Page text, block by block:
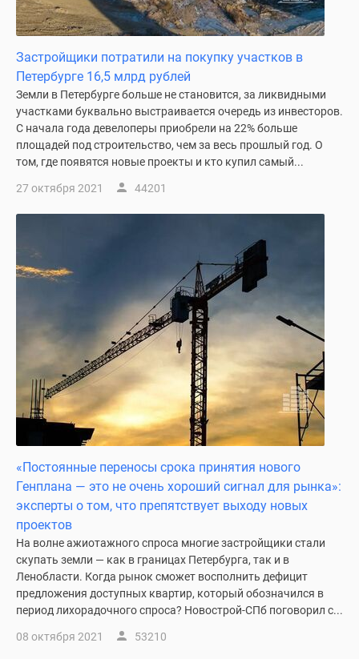
Застройщики потратили на покупку участков в
Петербурге 16,5 млрд рублей
Земли в Петербурге больше не становится, за ликвидными
участками буквально выстраивается очередь из инвесторов.
С начала года девелоперы приобрели на 22% больше
площадей под строительство, чем за весь прошлый год. О
том, где появятся новые проекты и кто купил самый...
27 октября 2021 44201
«Постоянные переносы срока принятия нового
Генплана — это не очень хороший сигнал для рынка»:
эксперты о том, что препятствует выходу новых
проектов
На волне ажиотажного спроса многие застройщики стали
скупать земли — как в границах Петербурга, так и в
Ленобласти. Когда рынок сможет восполнить дефицит
предложения доступных квартир, который обозначился в
период лихорадочного спроса? Новострой-СПб поговорил с...
08 октября 2021 53210